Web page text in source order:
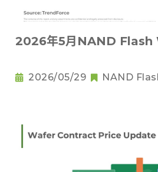
2026年5月NAND Flash
2026/05/29 NAND